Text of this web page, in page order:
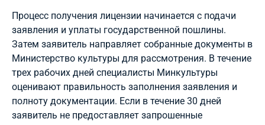
Процесс получения лицензии начинается с подачи
заявления и уплаты государственной пошлины.
Затем заявитель направляет собранные документы в
Министерство культуры для рассмотрения. В течение
трех рабочих дней специалисты Минкультуры
оценивают правильность заполнения заявления и
полноту документации. Если в течение 30 дней
заявитель не предоставляет запрошенные